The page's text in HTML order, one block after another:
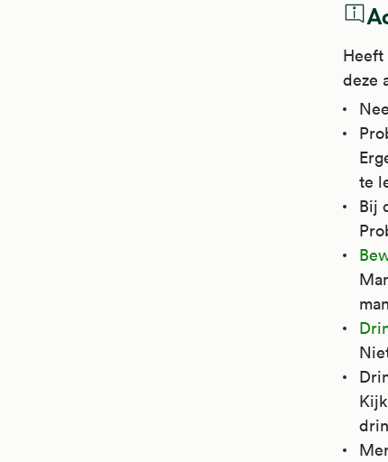
Heeft
deze
te
Bij